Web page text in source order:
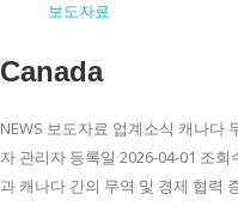
보도자료
Canada
NEWS 보도자료 업계소식 캐나다
자 관리자 등록일 2026-04-01 조
과 캐나다 간의 무역 및 경제 협력